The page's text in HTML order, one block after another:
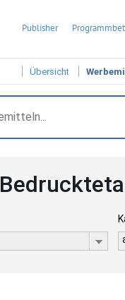
Publisher
Übersicht